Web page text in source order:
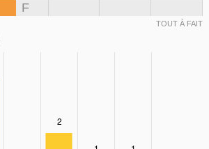
F
TOUT À FAIT